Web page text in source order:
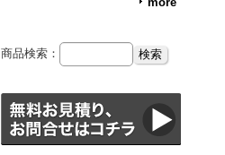
商品検索：